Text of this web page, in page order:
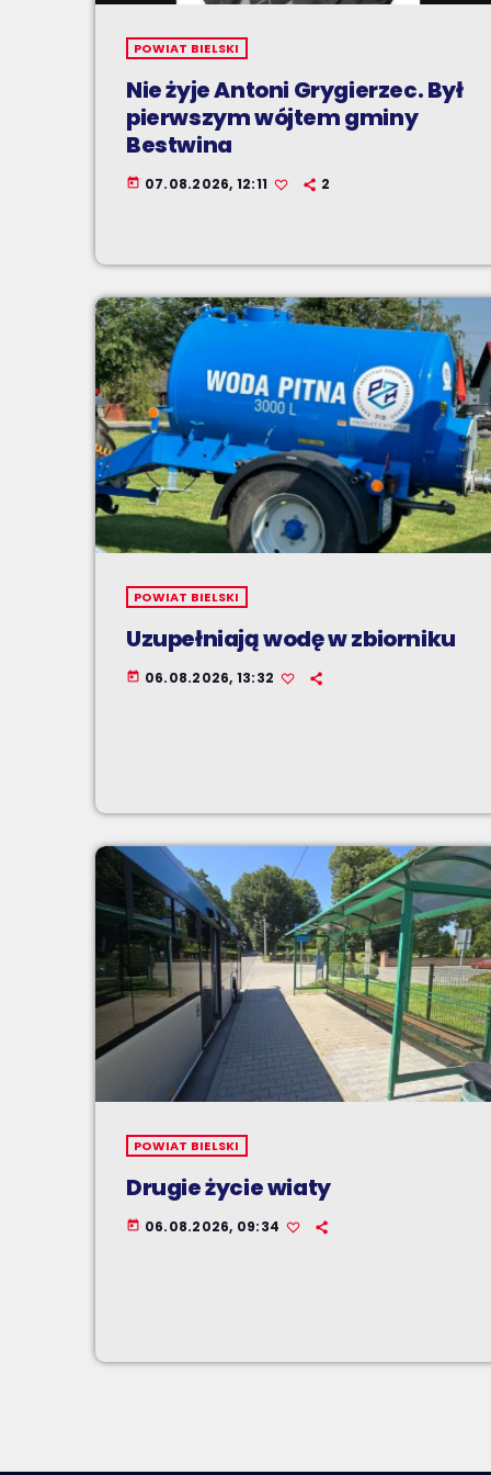
POWIAT BIELSKI
Nie żyje Antoni Grygierzec. Był
pierwszym wójtem gminy
Bestwina
today 07.08.2026, 12:11 2
POWIAT BIELSKI
Uzupełniają wodę w zbiorniku
today 06.08.2026, 13:32
POWIAT BIELSKI
Drugie życie wiaty
today 06.08.2026, 09:34